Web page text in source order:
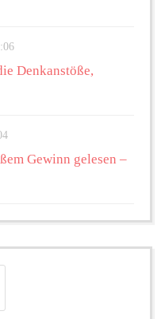
Denkanstöße,
Gewinn gelesen –